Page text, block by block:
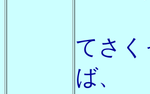
往
てさく
ば、